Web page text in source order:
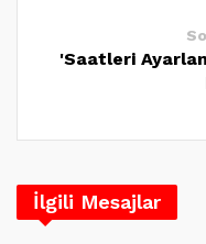
'Saatleri
İlgili Mesajlar